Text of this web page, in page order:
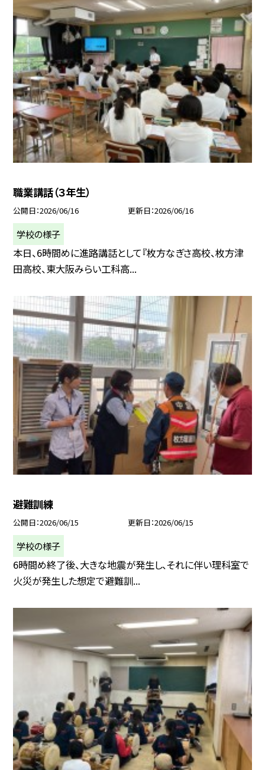
職業講話（３年生）
公開日 2026/06/16 更新日 2026/06/16
学校の様子
本日、6時間めに進路講話として『枚方なぎさ高校、枚方津
田高校、東大阪みらい工科高...
避難訓練
公開日 2026/06/15 更新日 2026/06/15
学校の様子
6時間め終了後、大きな地震が発生し、それに伴い理科室で
火災が発生した想定で避難訓...